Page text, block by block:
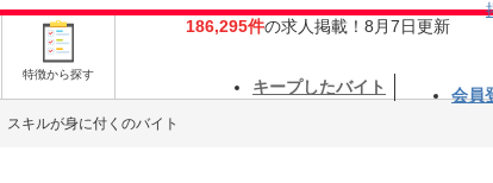
特徴から探す
186,295件の求人掲載！8月7日更新
キープしたバイト 会員
スキルが身に付くのバイト